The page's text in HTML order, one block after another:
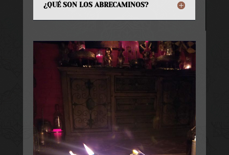
¿QUÉ SON LOS ABRECAMINOS?